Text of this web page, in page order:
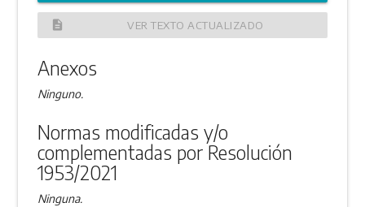
description VER TEXTO ACTUALIZADO
Anexos
Ninguno.
Normas modificadas y/o
complementadas por Resolución
1953/2021
Ninguna.